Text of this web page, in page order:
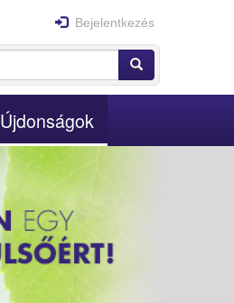
Bejelentkezés
Keresés
Újdonságok